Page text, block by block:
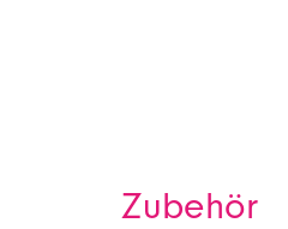
Zubehör